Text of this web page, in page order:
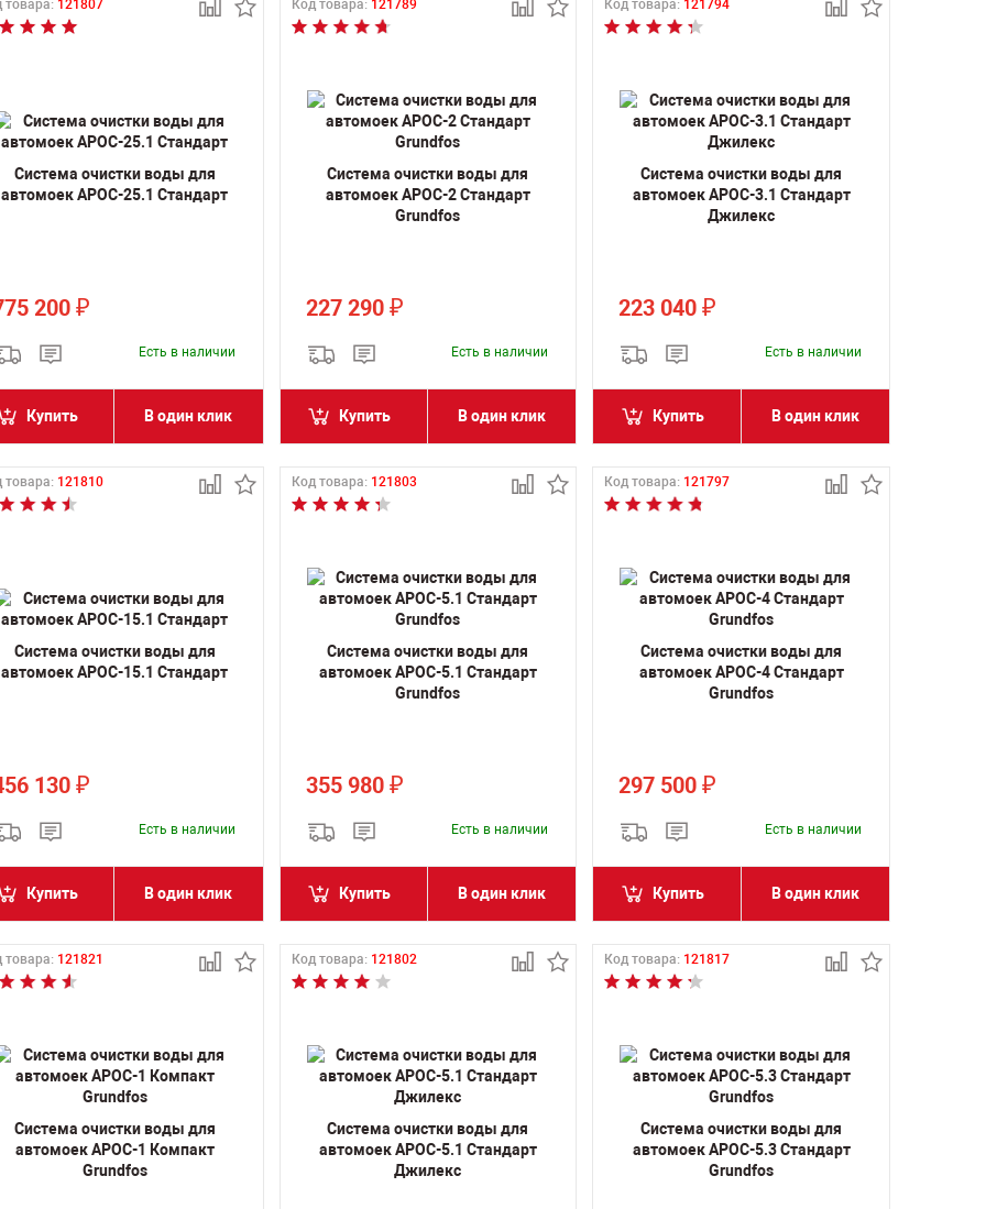
товара: 121807
Система очистки воды для
автомоек АРОС-25.1 Стандарт
200 ₽
Есть в наличии
Купить В один клик
Код товара: 121789
Система очистки воды для
автомоек АРОС-2 Стандарт
Grundfos
227 290 ₽
Есть в наличии
Купить В один клик
Код товара: 121794
Система очистки воды для
автомоек АРОС-3.1 Стандарт
Джилекс
223 040₽
Есть в наличии
Купить В один клик
товара: 121810
Система очистки воды для
автомоек АРОС-15.1 Стандарт
130 ₽
Есть в наличии
Купить В один клик
Код товара: 121803
Система очистки воды для
автомоек АРОС-5.1 Стандарт
Grundfos
355 980 ₽
Есть в наличии
Купить В один клик
Код товара: 121797
Система очистки воды для
автомоек АРОС-4 Стандарт
Grundfos
297 500₽
Есть в наличии
Купить В один клик
товара: 121821
Система очистки воды для
автомоек АРОС-1 Компакт
Grundfos
Код товара: 121802
Система очистки воды для
автомоек АРОС-5.1 Стандарт
Джилекс
Код товара: 121817
Система очистки воды для
автомоек АРОС-5.3 Стандарт
Grundfos